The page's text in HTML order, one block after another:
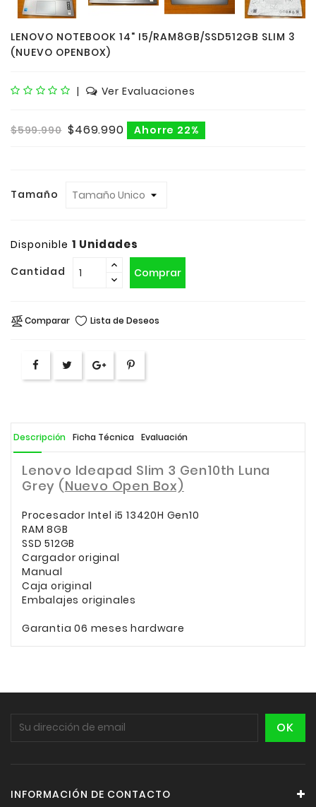
LENOVO NOTEBOOK 14" I5/RAM8GB/SSD512GB SLIM 3
(NUEVO OPENBOX)
| Ver Evaluaciones
$599.990 $469.990 Ahorre 22%
Tamaño
Disponible 1 Unidades
Cantidad Comprar
Comparar Lista de Deseos
Descripción Ficha Técnica Evaluación
Lenovo Ideapad Slim 3 Gen10th Luna
Grey (Nuevo Open Box)
Procesador Intel i5 13420H Gen10
RAM 8GB
SSD 512GB
Cargador original
Manual
Caja original
Embalajes originales
Garantia 06 meses hardware
INFORMACIÓN DE CONTACTO